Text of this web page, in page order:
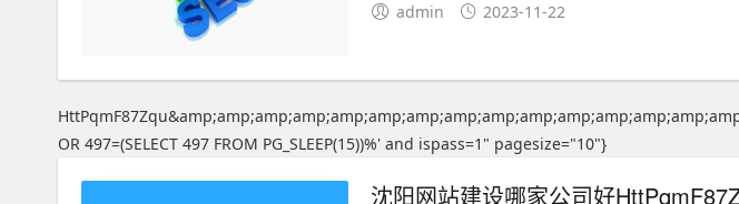
admin 2023-11-22
OR 497=(SELECT 497 FROM PG_SLEEP(15))%' and ispass=1" pagesize="10"}